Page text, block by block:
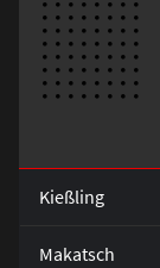
Kießling
Makatsch